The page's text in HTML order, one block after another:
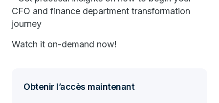
CFO and finance department transformation
journey
Watch it on-demand now!
Obtenir l’accès maintenant